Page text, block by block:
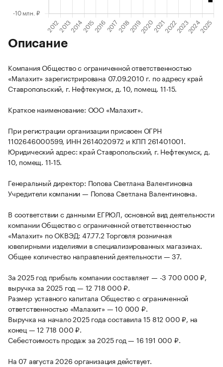
Описание
Компания Общество с ограниченной ответственностью
«Малахит» зарегистрирована 07.09.2010 г. по адресу край
Ставропольский, г. Нефтекумск, д. 10, помещ. 11-15.
Краткое наименование: ООО «Малахит».
При регистрации организации присвоен ОГРН
1102646000599, ИНН 2614020972 и КПП 261401001.
Юридический адрес: край Ставропольский, г. Нефтекумск, д.
10, помещ. 11-15.
Генеральный директор: Попова Светлана Валентиновна
Учредители компании — Попова Светлана Валентиновна.
В соответствии с данными ЕГРЮЛ, основной вид деятельности
компании Общество с ограниченной ответственностью
«Малахит» по ОКВЭД: 47.77.2 Торговля розничная
ювелирными изделиями в специализированных магазинах.
Общее количество направлений деятельности — 37.
За 2025 год прибыль компании составляет — -3 700 000 ₽,
выручка за 2025 год — 12 718 000 ₽.
Размер уставного капитала Общество с ограниченной
ответственностью «Малахит» — 10 000 ₽.
Выручка на начало 2025 года составила 15 812 000 ₽, на
конец — 12 718 000 ₽.
Себестоимость продаж за 2025 год — 16 191 000 ₽.
На 07 августа 2026 организация действует.